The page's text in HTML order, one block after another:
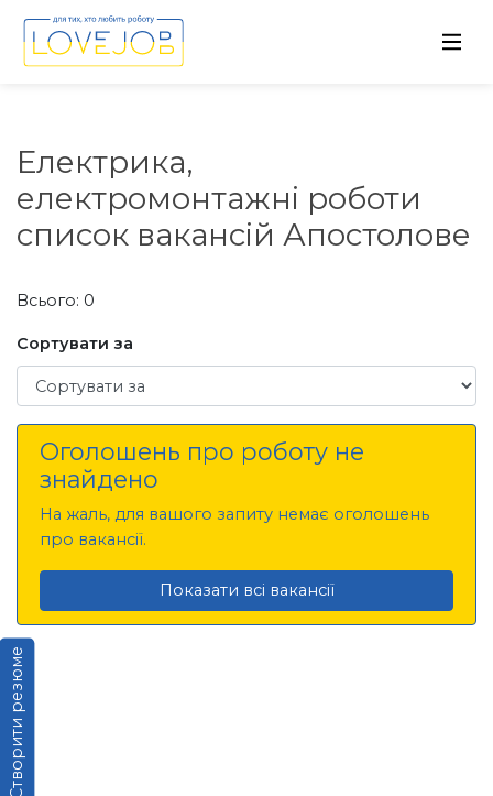
Створити резюме
Електрика,
електромонтажні роботи
список вакансій Апостолове
Всього: 0
Сортувати за
Сортувати за
Оголошень про роботу не
знайдено
На жаль, для вашого запиту немає оголошень
про вакансії.
Показати всі вакансії